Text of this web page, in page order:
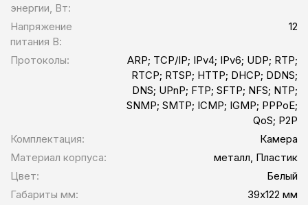
энергии, Вт:
Напряжение
питания В:
12
Протоколы:
ARP; TCP/IP; IPv4; IPv6; UDP; RTP;
RTCP; RTSP; HTTP; DHCP; DDNS;
DNS; UPnP; FTP; SFTP; NFS; NTP;
SNMP; SMTP; ICMP; IGMP; PPPoE;
QoS; P2P
Комплектация:
Камера
Материал корпуса:
металл, Пластик
Цвет:
Белый
Габариты мм:
39х122 мм